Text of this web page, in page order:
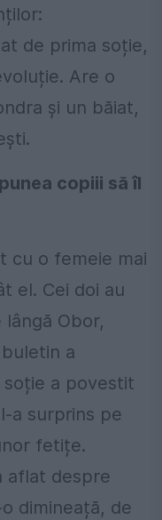
de prima soție,
Are o
și un băiat,
copiii să îl
cu o femeie mai
el. Cei doi au
Obor,
a
soție a povestit
a surprins pe
fetițe.
aflat despre
dimineață, de